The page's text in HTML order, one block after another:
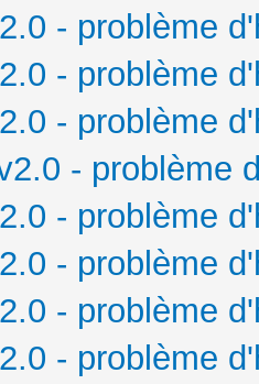
- problème
- problème
- problème
- problème
- problème
- problème
- problème
- problème